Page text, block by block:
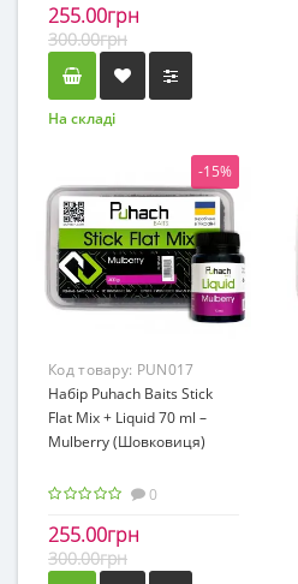
255.00грн
300.00грн
На складі
-15%
Код товару: PUN017
Набір Puhach Baits Stick
Flat Mix + Liquid 70 ml –
Mulberry (Шовковиця)
0
255.00грн
300.00грн